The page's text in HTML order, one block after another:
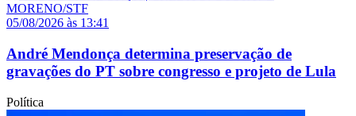
05/08/2026 às 13:41
André Mendonça determina preservação de
gravações do PT sobre congresso e projeto de Lula
Política